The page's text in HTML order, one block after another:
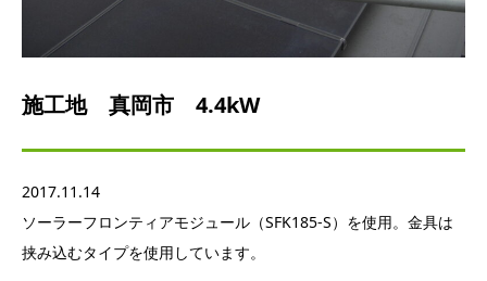
施工地 真岡市 4.4kW
2017.11.14
ソーラーフロンティアモジュール（SFK185-S）を使用。金具は
挟み込むタイプを使用しています。